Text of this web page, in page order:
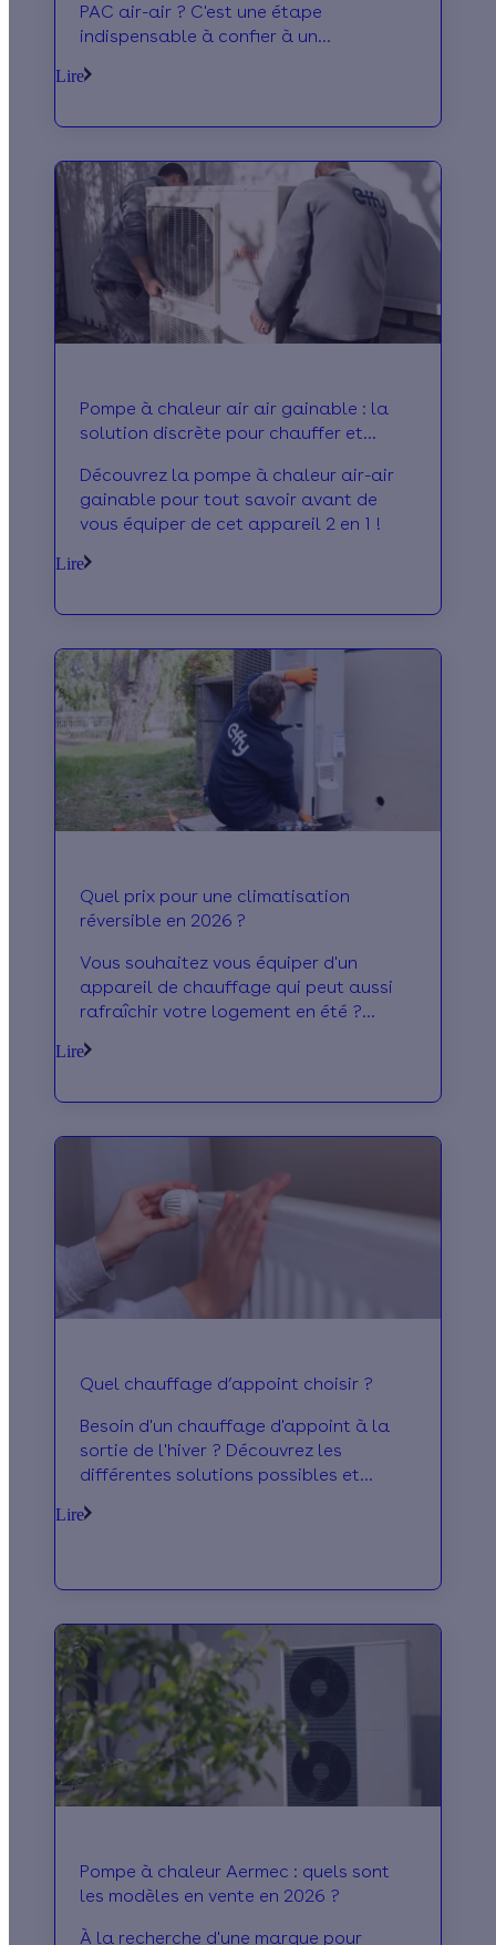
PAC air-air ? C'est une étape
indispensable à confier à un
Lire
Pompe à chaleur air air gainable : la
solution discrète pour chauffer et
Découvrez la pompe à chaleur air-air
gainable pour tout savoir avant de
vous équiper de cet appareil 2 en 1 !
Lire
Quel prix pour une climatisation
réversible en 2026 ?
Vous souhaitez vous équiper d'un
appareil de chauffage qui peut aussi
rafraîchir votre logement en été ?
réversible !
Lire
Quel chauffage d’appoint choisir ?
Besoin d'un chauffage d'appoint à la
sortie de l'hiver ? Découvrez les
différentes solutions possibles et
soufflant ou électrique, poêle à pétrole
Lire
Pompe à chaleur Aermec : quels sont
les modèles en vente en 2026 ?
À la recherche d'une marque pour